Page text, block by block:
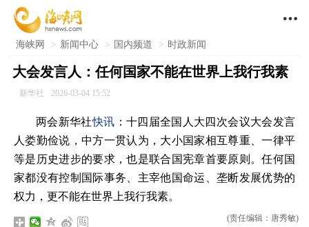

海峡网 > 新闻中心 > 国内频道 > 时政新闻
大会发言人：任何国家不能在世界上我行我素
新华社 2026-03-04 15:52
两会新华社快讯 ：十四届全国人大四次会议大会发言
人娄勤俭说，中方一贯认为，大小国家相互尊重、一律平
等是历史进步的要求，也是联合国宪章首要原则。任何国
家都没有控制国际事务、主宰他国命运、垄断发展优势的
权力，更不能在世界上我行我素。
(责任编辑：唐秀敏)